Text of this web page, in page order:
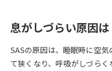
デジタルパンフレット
新学年スタート号特集ページ
（高3生用）
息がしづらい原因は
SASの原因は、睡眠時に空
て狭くなり、呼吸がしづら